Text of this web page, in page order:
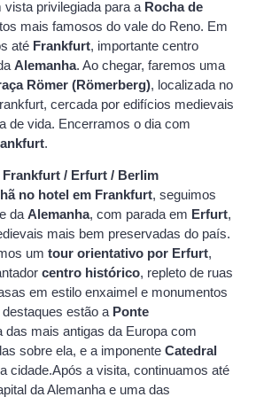
vista privilegiada para a Rocha de
mais famosos do vale do Reno. Em
até Frankfurt, importante centro
Alemanha. Ao chegar, faremos uma
Römer (Römerberg), localizada no
cercada por edifícios medievais
de vida. Encerramos o dia com
.
Frankfurt / Erfurt / Berlim
no hotel em Frankfurt, seguimos
da Alemanha, com parada em Erfurt,
mais bem preservadas do país.
um tour orientativo por Erfurt,
centro histórico, repleto de ruas
em estilo enxaimel e monumentos
estão a Ponte
das mais antigas da Europa com
sobre ela, e a imponente Catedral
cidade.Após a visita, continuamos até
da Alemanha e uma das